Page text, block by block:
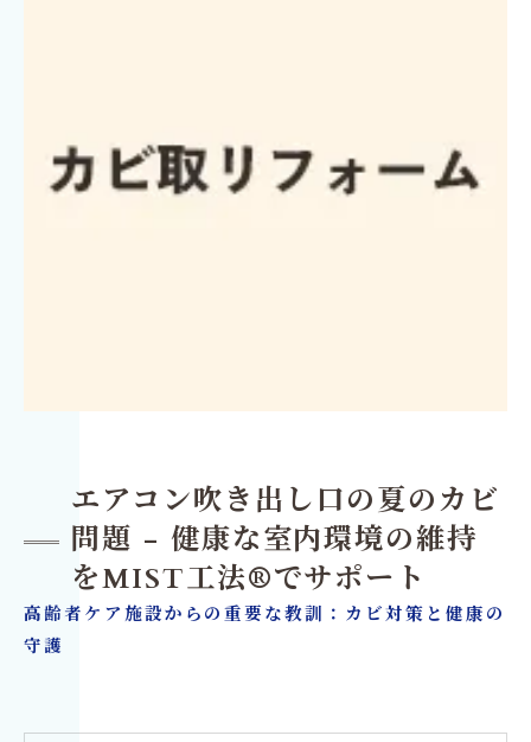
エアコン吹き出し口の夏のカビ
問題 - 健康な室内環境の維持
をMIST工法®でサポート
高齢者ケア施設からの重要な教訓：カビ対策と健康の
守護